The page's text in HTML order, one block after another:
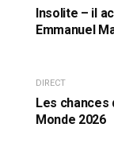
Insolite – il
Emmanuel
DIRECT
Les chances
Monde 2026